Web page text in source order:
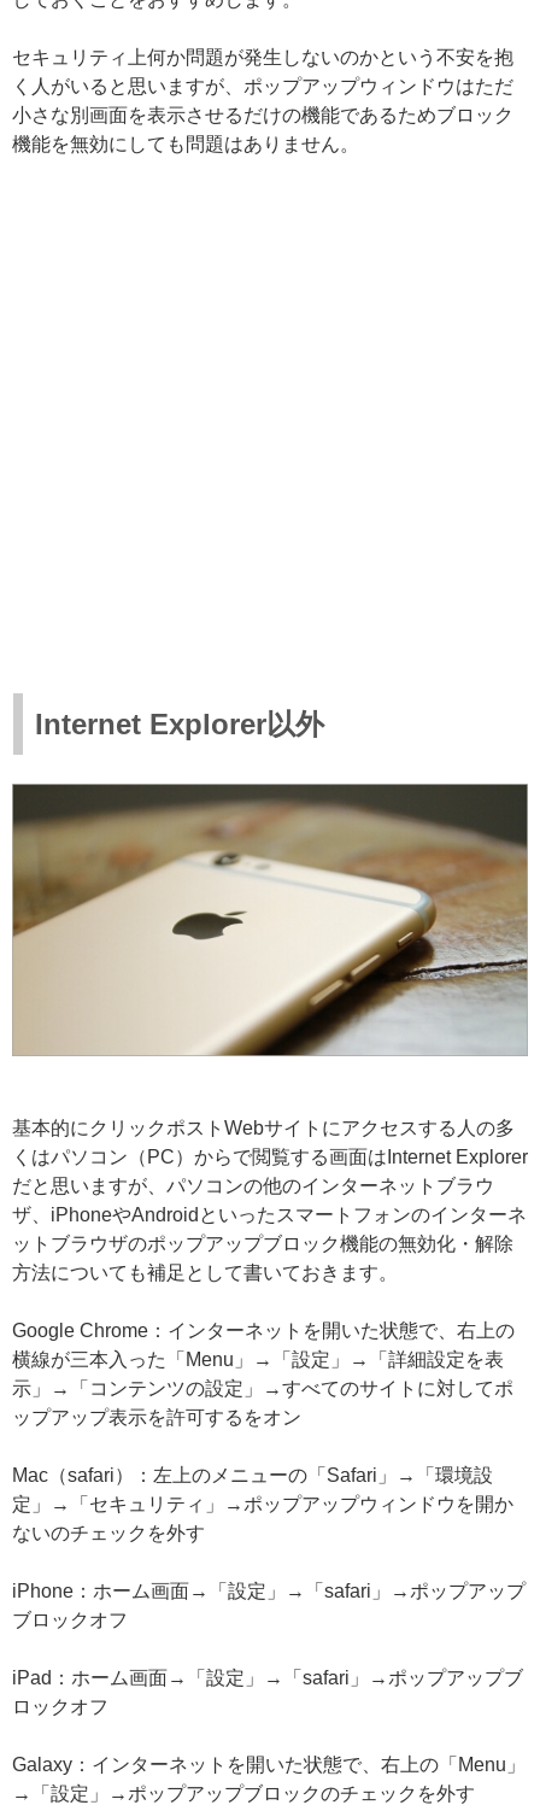
セキュリティ上何か問題が発生しないのかという不安を抱
く人がいると思いますが、ポップアップウィンドウはただ
小さな別画面を表示させるだけの機能であるためブロック
機能を無効にしても問題はありません。
Internet Explorer以外
基本的にクリックポストWebサイトにアクセスする人の多
くはパソコン（PC）からで閲覧する画面はInternet Explorer
だと思いますが、パソコンの他のインターネットブラウ
ザ、iPhoneやAndroidといったスマートフォンのインターネ
ットブラウザのポップアップブロック機能の無効化・解除
方法についても補足として書いておきます。
Google Chrome：インターネットを開いた状態で、右上の
横線が三本入った「Menu」→「設定」→「詳細設定を表
示」→「コンテンツの設定」→すべてのサイトに対してポ
ップアップ表示を許可するをオン
Mac（safari）：左上のメニューの「Safari」→「環境設
定」→「セキュリティ」→ポップアップウィンドウを開か
ないのチェックを外す
iPhone：ホーム画面→「設定」→「safari」→ポップアップ
ブロックオフ
iPad：ホーム画面→「設定」→「safari」→ポップアップブ
ロックオフ
Galaxy：インターネットを開いた状態で、右上の「Menu」
→「設定」→ポップアップブロックのチェックを外す